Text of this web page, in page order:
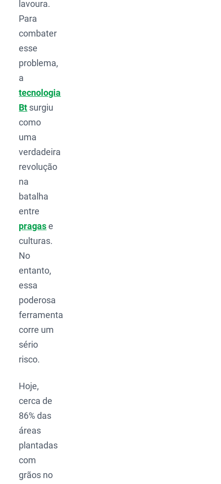
lavoura.
Para
combater
esse
problema,
a
tecnologia
Bt surgiu
como
uma
verdadeira
revolução
na
batalha
entre
pragase
culturas.
No
entanto,
essa
poderosa
ferramenta
corre um
sério
risco.
Hoje,
cerca de
86% das
áreas
plantadas
com
grãos no